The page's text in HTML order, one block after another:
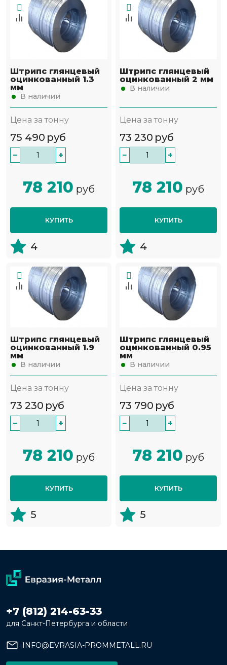
Штрипс глянцевый
оцинкованный 1.3
мм
В наличии
Цена за тонну
75 490 руб
− +
78 210 руб
КУПИТЬ
4
Штрипс глянцевый
оцинкованный 2 мм
В наличии
Цена за тонну
73 230 руб
− +
78 210 руб
КУПИТЬ
4
Штрипс глянцевый
оцинкованный 1.9
мм
В наличии
Цена за тонну
73 230 руб
− +
78 210 руб
КУПИТЬ
5
Штрипс глянцевый
оцинкованный 0.95
мм
В наличии
Цена за тонну
73 790 руб
− +
78 210 руб
КУПИТЬ
5
+7 (812) 214-63-33
для Санкт-Петербурга и области
INFO@EVRASIA-PROMMETALL.RU